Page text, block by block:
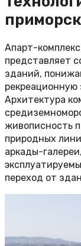
Апарт-
представляет
зданий,
Архитектура
живописность
природных
аркады-
переход от